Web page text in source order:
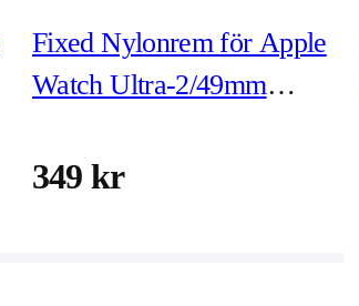
Fixed Nylonrem för Apple
Watch Ultra-2/49mm
349 kr